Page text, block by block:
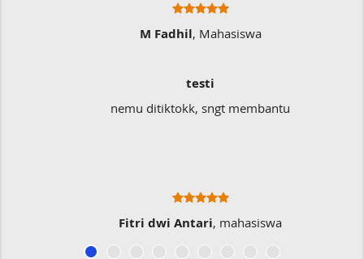
M Fadhil, Mahasiswa
testi
nemu ditiktokk, sngt membantu
Fitri dwi Antari, mahasiswa